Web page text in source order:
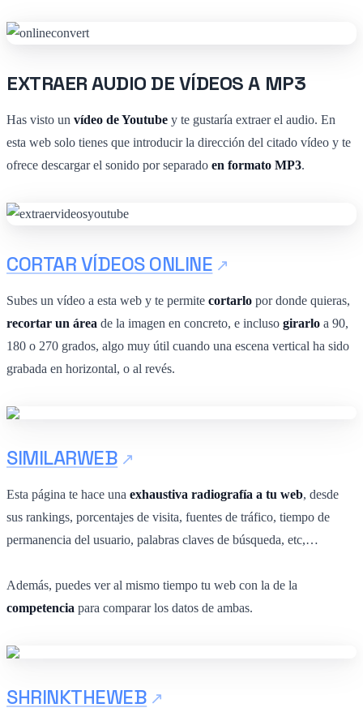
EXTRAER AUDIO DE VÍDEOS A MP3
Has visto un vídeo de Youtube y te gustaría extraer el audio. En
esta web solo tienes que introducir la dirección del citado vídeo y te
ofrece descargar el sonido por separado en formato MP3.
CORTAR VÍDEOS ONLINE
Subes un vídeo a esta web y te permite cortarlo por donde quieras,
recortar un área de la imagen en concreto, e incluso girarlo a 90,
180 o 270 grados, algo muy útil cuando una escena vertical ha sido
grabada en horizontal, o al revés.
SIMILARWEB
Esta página te hace una exhaustiva radiografía a tu web, desde
sus rankings, porcentajes de visita, fuentes de tráfico, tiempo de
permanencia del usuario, palabras claves de búsqueda, etc,…
Además, puedes ver al mismo tiempo tu web con la de la
competencia para comparar los datos de ambas.
SHRINKTHEWEB